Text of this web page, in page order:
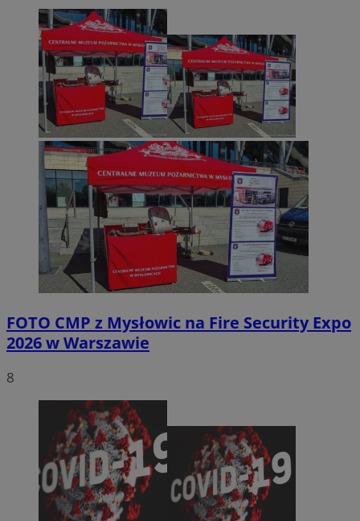
FOTO CMP z Mysłowic na Fire Security Expo
2026 w Warszawie
8